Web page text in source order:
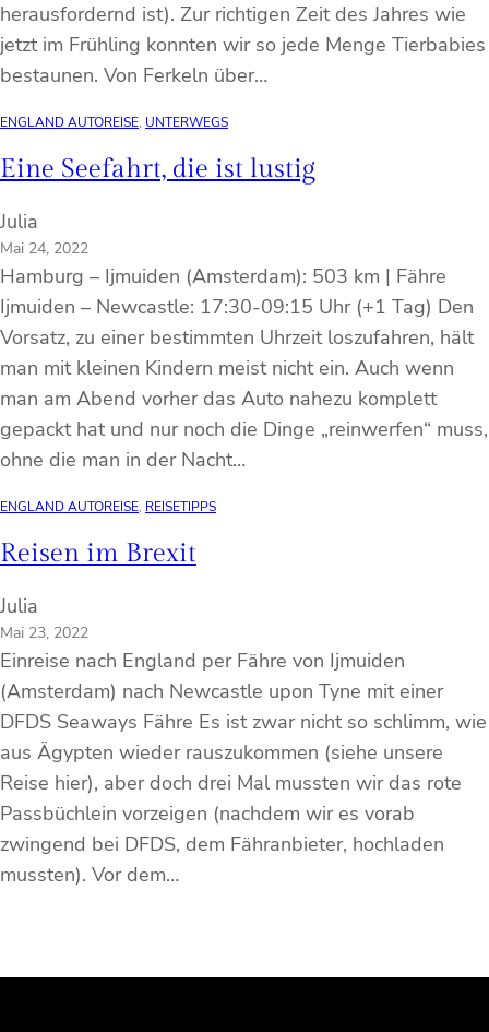
herausfordernd ist). Zur richtigen Zeit des Jahres wie
jetzt im Frühling konnten wir so jede Menge Tierbabies
bestaunen. Von Ferkeln über…
ENGLAND AUTOREISE, UNTERWEGS
Eine Seefahrt, die ist lustig
Julia
Mai 24, 2022
Hamburg – Ijmuiden (Amsterdam): 503 km | Fähre
Ijmuiden – Newcastle: 17:30-09:15 Uhr (+1 Tag) Den
Vorsatz, zu einer bestimmten Uhrzeit loszufahren, hält
man mit kleinen Kindern meist nicht ein. Auch wenn
man am Abend vorher das Auto nahezu komplett
gepackt hat und nur noch die Dinge „reinwerfen“ muss,
ohne die man in der Nacht…
ENGLAND AUTOREISE, REISETIPPS
Reisen im Brexit
Julia
Mai 23, 2022
Einreise nach England per Fähre von Ijmuiden
(Amsterdam) nach Newcastle upon Tyne mit einer
DFDS Seaways Fähre Es ist zwar nicht so schlimm, wie
aus Ägypten wieder rauszukommen (siehe unsere
Reise hier), aber doch drei Mal mussten wir das rote
Passbüchlein vorzeigen (nachdem wir es vorab
zwingend bei DFDS, dem Fähranbieter, hochladen
mussten). Vor dem…